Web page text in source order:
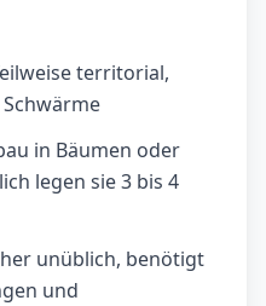
territorial,
in Bäumen oder
legen sie 3 bis 4
unüblich, benötigt
und